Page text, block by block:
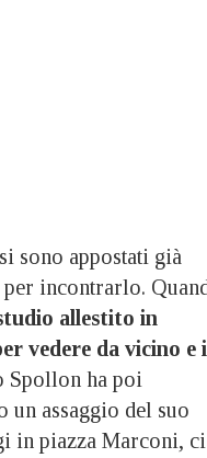
sono appostati già
incontrarlo.
allestito in
vedere da vicino e
Spollon ha poi
un assaggio del suo
in piazza Marconi, ci